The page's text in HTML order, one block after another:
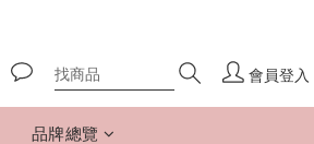
會員登入
品牌總覽